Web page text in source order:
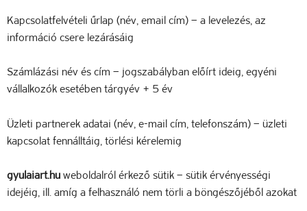
Kapcsolatfelvételi űrlap (név, email cím) – a levelezés, az
információ csere lezárásáig
Számlázási név és cím – jogszabályban előírt ideig, egyéni
vállalkozók esetében tárgyév + 5 év
Üzleti partnerek adatai (név, e-mail cím, telefonszám) – üzleti
kapcsolat fennálltáig, törlési kérelemig
gyulaiart.hu weboldalról érkező sütik – sütik érvényességi
idejéig, ill. amíg a felhasználó nem törli a böngészőjéből azokat